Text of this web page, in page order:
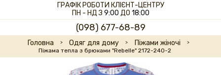
ГРАФІК РОБОТИ КЛІЄНТ-ЦЕНТРУ
ПН - НД З 9:00 ДО 18:00
(098) 677-68-89
Головна Одяг для дому Піжами жіночі
Піжама тепла з брюками "Rebelle" 2172-240-2